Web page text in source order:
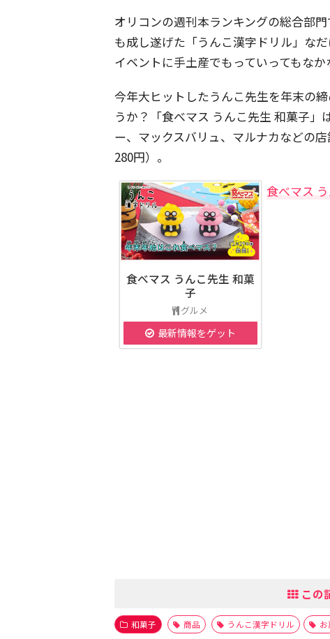
オリコンの週刊本ランキングの総合部
も成し遂げた「うんこ漢字ドリル」な
イベントに手土産でもっていってもなか
今年大ヒットしたうんこ先生を年末の
うか？「食べマス うんこ先生 和菓子」
ー、マックスバリュ、マルナカなどの
280円）。
食べマス うんこ先生 和菓
子
グルメ
最新情報をゲット
食べマス
この
和菓子 商品 うんこ漢字ドリル